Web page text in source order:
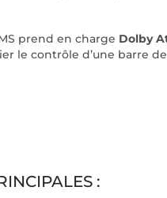
prend en charge Dolby
le contrôle d’une barre
: